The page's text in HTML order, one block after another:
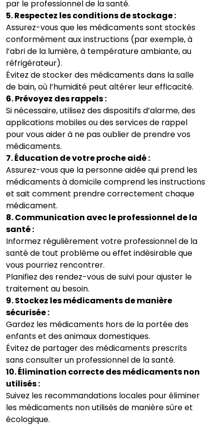
par le professionnel de la santé.
5. Respectez les conditions de stockage :
Assurez-vous que les médicaments sont stockés
conformément aux instructions (par exemple, à
l’abri de la lumière, à température ambiante, au
réfrigérateur).
Évitez de stocker des médicaments dans la salle
de bain, où l’humidité peut altérer leur efficacité.
6. Prévoyez des rappels :
Si nécessaire, utilisez des dispositifs d’alarme, des
applications mobiles ou des services de rappel
pour vous aider à ne pas oublier de prendre vos
médicaments.
7. Éducation de votre proche aidé :
Assurez-vous que la personne aidée qui prend les
médicaments à domicile comprend les instructions
et sait comment prendre correctement chaque
médicament.
8. Communication avec le professionnel de la
santé :
Informez régulièrement votre professionnel de la
santé de tout problème ou effet indésirable que
vous pourriez rencontrer.
Planifiez des rendez-vous de suivi pour ajuster le
traitement au besoin.
9. Stockez les médicaments de manière
sécurisée :
Gardez les médicaments hors de la portée des
enfants et des animaux domestiques.
Évitez de partager des médicaments prescrits
sans consulter un professionnel de la santé.
10. Élimination correcte des médicaments non
utilisés :
Suivez les recommandations locales pour éliminer
les médicaments non utilisés de manière sûre et
écologique.